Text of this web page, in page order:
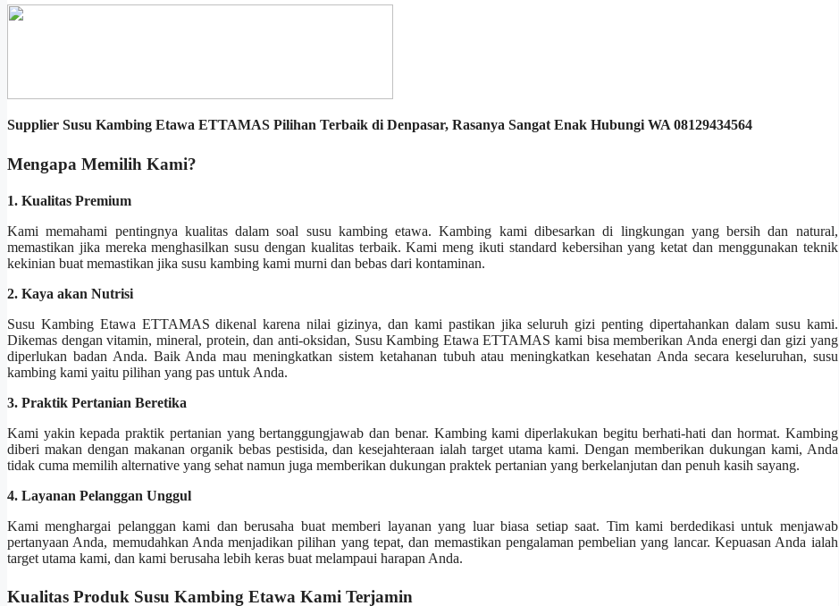
Supplier Susu Kambing Etawa ETTAMAS Pilihan Terbaik di Denpasar, Rasanya Sangat Enak Hubungi WA 08129434564
Mengapa Memilih Kami?
1. Kualitas Premium
Kami memahami pentingnya kualitas dalam soal susu kambing etawa. Kambing kami dibesarkan di lingkungan yang bersih dan natural,
memastikan jika mereka menghasilkan susu dengan kualitas terbaik. Kami meng ikuti standard kebersihan yang ketat dan menggunakan teknik
kekinian buat memastikan jika susu kambing kami murni dan bebas dari kontaminan.
2. Kaya akan Nutrisi
Susu Kambing Etawa ETTAMAS dikenal karena nilai gizinya, dan kami pastikan jika seluruh gizi penting dipertahankan dalam susu kami.
Dikemas dengan vitamin, mineral, protein, dan anti-oksidan, Susu Kambing Etawa ETTAMAS kami bisa memberikan Anda energi dan gizi yang
diperlukan badan Anda. Baik Anda mau meningkatkan sistem ketahanan tubuh atau meningkatkan kesehatan Anda secara keseluruhan, susu
kambing kami yaitu pilihan yang pas untuk Anda.
3. Praktik Pertanian Beretika
Kami yakin kepada praktik pertanian yang bertanggungjawab dan benar. Kambing kami diperlakukan begitu berhati-hati dan hormat. Kambing
diberi makan dengan makanan organik bebas pestisida, dan kesejahteraan ialah target utama kami. Dengan memberikan dukungan kami, Anda
tidak cuma memilih alternative yang sehat namun juga memberikan dukungan praktek pertanian yang berkelanjutan dan penuh kasih sayang.
4. Layanan Pelanggan Unggul
Kami menghargai pelanggan kami dan berusaha buat memberi layanan yang luar biasa setiap saat. Tim kami berdedikasi untuk menjawab
pertanyaan Anda, memudahkan Anda menjadikan pilihan yang tepat, dan memastikan pengalaman pembelian yang lancar. Kepuasan Anda ialah
target utama kami, dan kami berusaha lebih keras buat melampaui harapan Anda.
Kualitas Produk Susu Kambing Etawa Kami Terjamin